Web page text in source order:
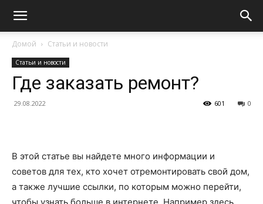
Домой Статьи и новости
Статьи и новости
Где заказать ремонт?
29.08.2022 0
601
В этой статье вы найдете много информации и
советов для тех, кто хочет отремонтировать свой дом,
а также лучшие ссылки, по которым можно перейти,